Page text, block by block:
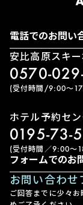
電話でのお問い
安比高原スキ
0570-
(受付時間/9:00〜
ホテル予約セ
0195-73-
(受付時間／9:00〜
フォームでのお
お問い合わせ
ご回答までに少々